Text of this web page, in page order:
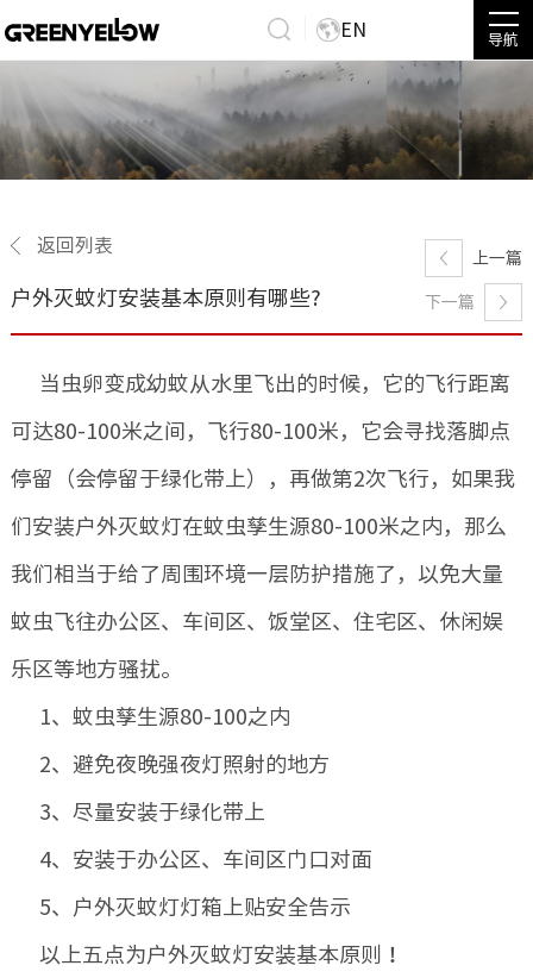
EN
导航
返回列表
户外灭蚊灯安装基本原则有哪些?
上一篇
下一篇
当虫卵变成幼蚊从水里飞出的时候，它的飞行距离
可达80-100米之间，飞行80-100米，它会寻找落脚点
停留（会停留于绿化带上），再做第2次飞行，如果我
们安装户外灭蚊灯在蚊虫孳生源80-100米之内，那么
我们相当于给了周围环境一层防护措施了，以免大量
蚊虫飞往办公区、车间区、饭堂区、住宅区、休闲娱
乐区等地方骚扰。
1、蚊虫孳生源80-100之内
2、避免夜晚强夜灯照射的地方
3、尽量安装于绿化带上
4、安装于办公区、车间区门口对面
5、户外灭蚊灯灯箱上贴安全告示
以上五点为户外灭蚊灯安装基本原则！